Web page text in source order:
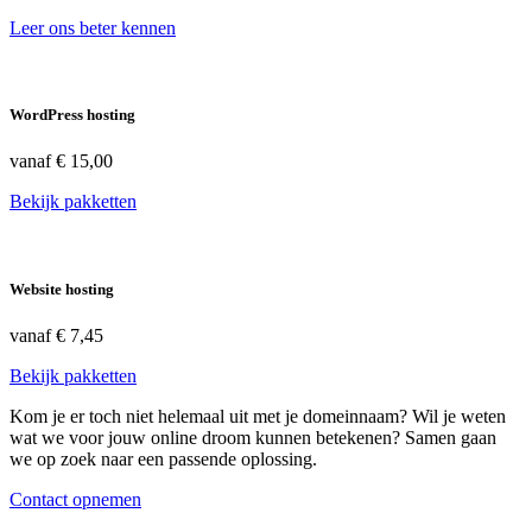
Leer ons beter kennen
WordPress hosting
vanaf€ 15,00
Bekijk pakketten
Website hosting
vanaf€ 7,45
Bekijk pakketten
Kom je er toch niet helemaal uit met je domeinnaam? Wil je weten
wat we voor jouw online droom kunnen betekenen? Samen gaan
we op zoek naar een passende oplossing.
Contact opnemen